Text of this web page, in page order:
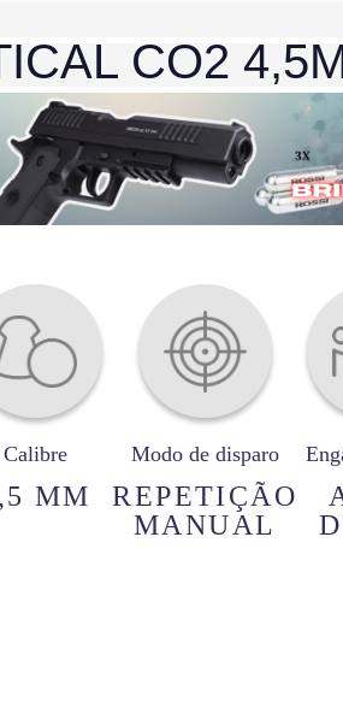
CO2
Calibre
MM
Modo de disparo
REPETIÇÃO
MANUAL